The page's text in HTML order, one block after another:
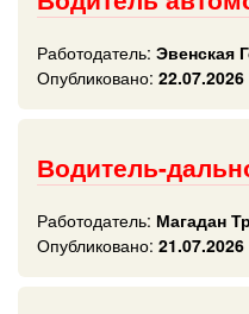
Работодатель: Эвенская
Опубликовано: 22.07.2026
Водитель-
Работодатель: Магадан
Опубликовано: 21.07.2026